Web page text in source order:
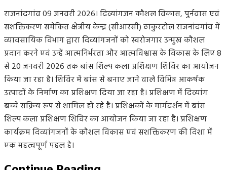
राजनांदगांव 09 जनवरी 2026। दिव्यांगजन कौशल विकास, पुर्नवास एवं
सशक्तिकरण समेकित क्षेत्रीय केन्द्र (सीआरसी) ठाकुरटोल राजनांदगांव में
व्यावसायिक विभाग द्वारा दिव्यांगजनों को स्वरोजगार उन्मुख कौशल
प्रदान करने एवं उन्हें आत्मनिर्भरता और आत्मविश्वास के विकास के लिए 8
से 20 जनवरी 2026 तक बांस शिल्प कला प्रशिक्षण शिविर का आयोजन
किया जा रहा है। शिविर में बांस से बनाए जाने वाले विभिन्न आकर्षक
उत्पादों के निर्माण का प्रशिक्षण दिया जा रहा है। प्रशिक्षण में दिव्यांग
बच्चे सक्रिय रूप से शामिल हो रहे है। प्रशिक्षकों के मार्गदर्शन में बांस
शिल्प कला प्रशिक्षण शिविर का आयोजन किया जा रहा है। प्रशिक्षण
कार्यक्रम दिव्यांगजनों के कौशल विकास एवं सशक्तिकरण की दिशा में
एक महत्वपूर्ण पहल है।